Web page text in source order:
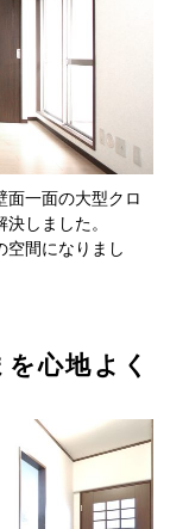
面一面の大型クロ
しました。
空間になりまし
心地よく